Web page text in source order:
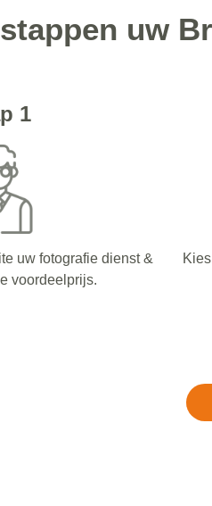
uw
1
uw fotografie dienst &
voordeelprijs.